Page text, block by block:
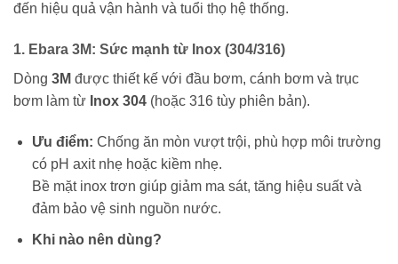
đến hiệu quả vận hành và tuổi thọ hệ thống.
1. Ebara 3M: Sức mạnh từ Inox (304/316)
Dòng 3M được thiết kế với đầu bơm, cánh bơm và trục
bơm làm từ Inox 304 (hoặc 316 tùy phiên bản).
Ưu điểm: Chống ăn mòn vượt trội, phù hợp môi trường
có pH axit nhẹ hoặc kiềm nhẹ.
Bề mặt inox trơn giúp giảm ma sát, tăng hiệu suất và
đảm bảo vệ sinh nguồn nước.
Khi nào nên dùng?